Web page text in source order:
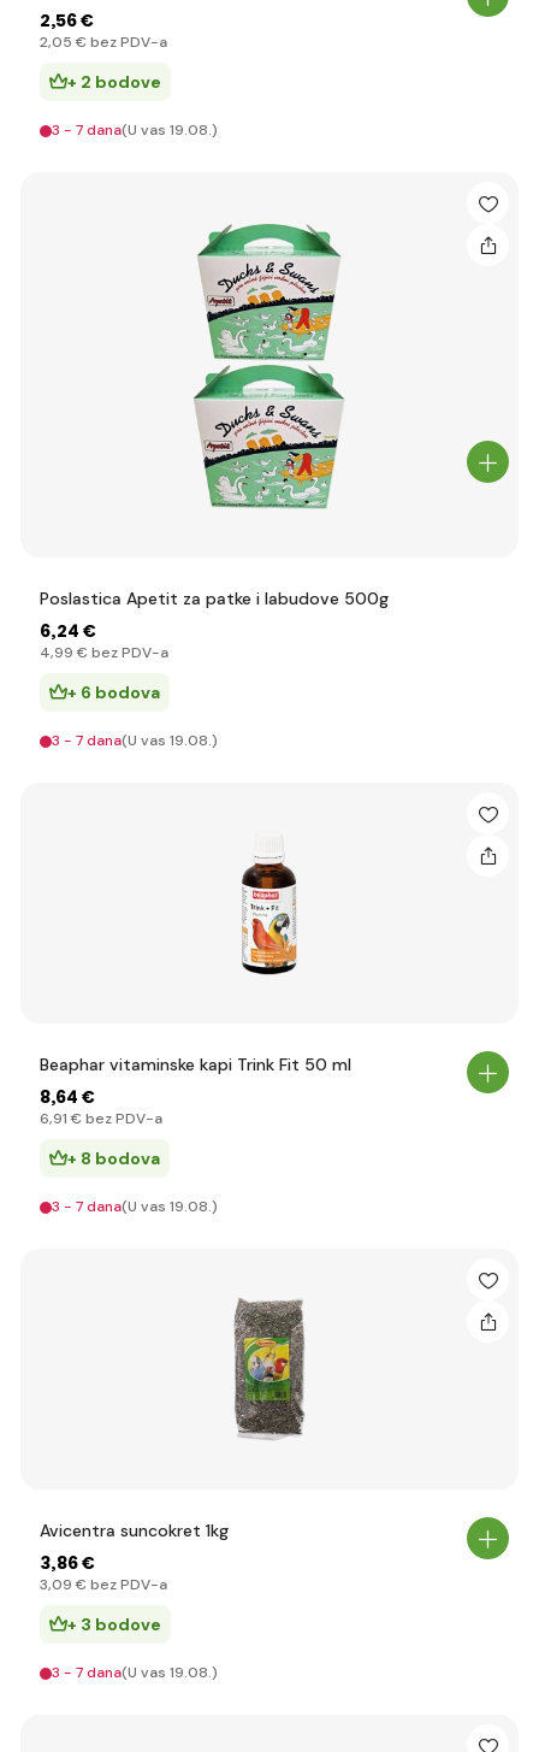
2,56 €
2,05 € bez PDV-a
+ 2 bodove
3 - 7 dana(U vas 19.08.)
Poslastica Apetit za patke i labudove 500g
6,24 €
4,99 € bez PDV-a
+ 6 bodova
3 - 7 dana(U vas 19.08.)
Beaphar vitaminske kapi Trink Fit 50 ml
8,64 €
6,91 € bez PDV-a
+ 8 bodova
3 - 7 dana(U vas 19.08.)
Avicentra suncokret 1kg
3,86 €
3,09 € bez PDV-a
+ 3 bodove
3 - 7 dana(U vas 19.08.)